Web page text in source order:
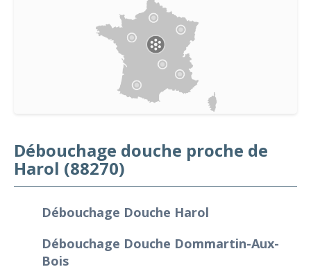
Débouchage douche proche de
Harol (88270)
Débouchage Douche Harol
Débouchage Douche Dommartin-Aux-
Bois